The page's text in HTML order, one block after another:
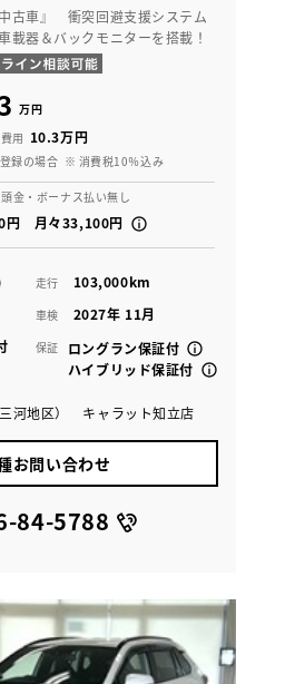
中古車』 衝突回避支援システム
載器＆バックモニターを搭載！
万円
用 10.3万円
録の場合 ※ 消費税10％込み
金・ボーナス払い無し
円 月々33,100円
走行 103,000km
車検 2027年 11月
保証
ロングラン保証付
ハイブリッド保証付
河地区） キャラット知立店
お問い合わせ
84-5788